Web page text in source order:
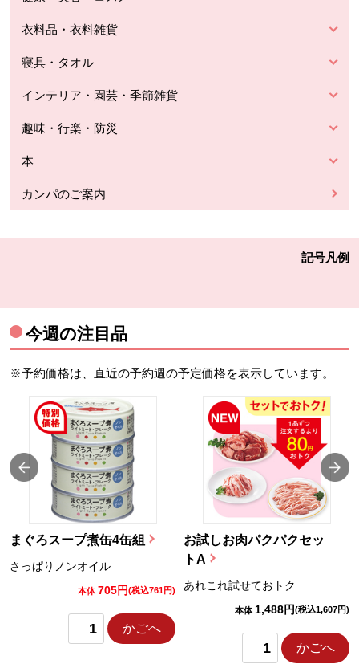
衣料品・衣料雑貨
寝具・タオル
インテリア・園芸・季節雑貨
趣味・行楽・防災
本
カンパのご案内
記号凡例
今週の注目品
※予約価格は、直近の予約週の予定価格を表示しています。
まぐろスープ煮缶4缶組
さっぱりノンオイル
本体 705円(税込761円)
かごへ
お試しお肉パクパクセッ
トA
あれこれ試せておトク
本体 1,488円(税込1,607円)
かごへ